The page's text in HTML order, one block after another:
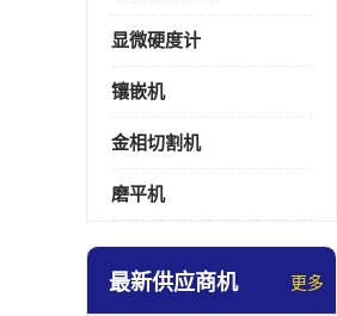
显微硬度计
镶嵌机
金相切割机
磨平机
最新供应商机 更多